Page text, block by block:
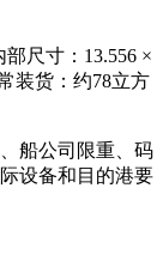
部尺寸：13.556 ×
装货：约78立方
船公司限重、码
设备和目的港要